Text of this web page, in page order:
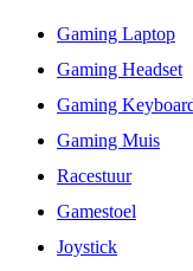
Gaming Laptop
Gaming Headset
Gaming
Gaming Muis
Racestuur
Gamestoel
Joystick